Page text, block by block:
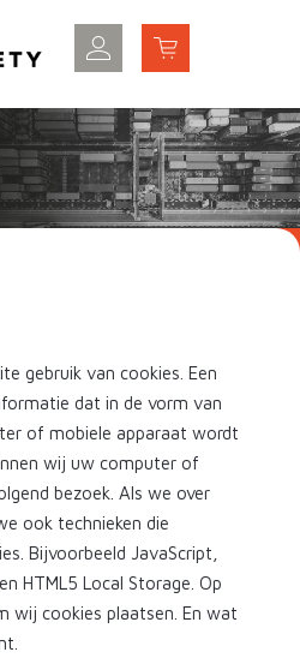
gebruik van cookies. Een
dat in de vorm van
of mobiele apparaat wordt
wij uw computer of
bezoek. Als we over
ook technieken die
Bijvoorbeeld JavaScript,
HTML5 Local Storage. Op
wij cookies plaatsen. En wat